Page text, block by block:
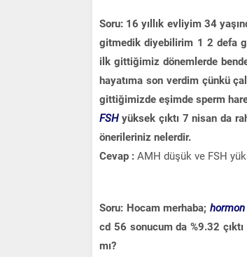
Soru: 16 yıllık evliyim 34
gitmedik diyebilirim 1 2 defa
ilk gittiğimiz dönemlerde
hayatıma son verdim çünkü
gittiğimizde eşimde sperm
FSH yüksek çıktı 7 nisan da
önerileriniz nelerdir.
Cevap : AMH düşük ve FSH
Soru: Hocam merhaba;
cd 56 sonucum da %9.32
mı?